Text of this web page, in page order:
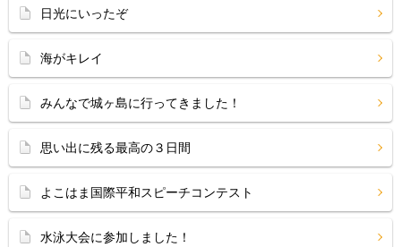
日光にいったぞ
海がキレイ
みんなで城ヶ島に行ってきました！
思い出に残る最高の３日間
よこはま国際平和スピーチコンテスト
水泳大会に参加しました！